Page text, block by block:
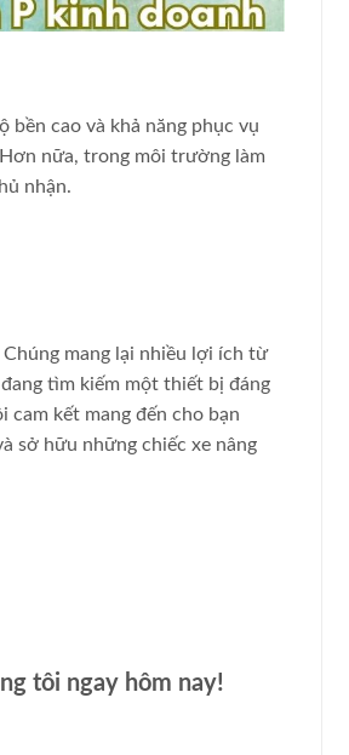
bền cao và khả năng phục vụ
nữa, trong môi trường làm
nhận.
Chúng mang lại nhiều lợi ích từ
tìm kiếm một thiết bị đáng
cam kết mang đến cho bạn
sở hữu những chiếc xe nâng
tôi ngay hôm nay!